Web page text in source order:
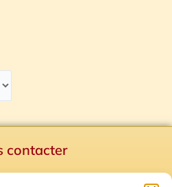
contacter